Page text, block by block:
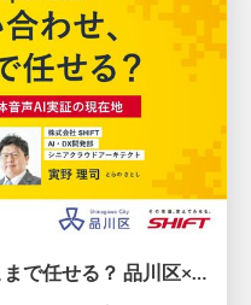
区民の問い合わせ、AIにどこまで任せる？ 品川区×SHIFTが挑む自治体音声AI実証の現在地 / 20260626 Taku Nishizawa and Satoshi Torano